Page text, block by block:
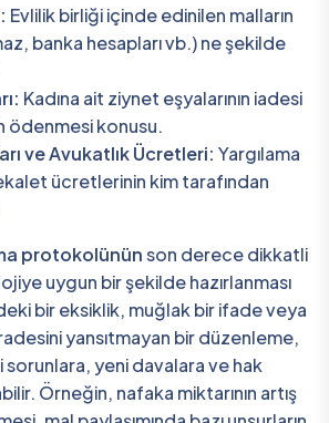
Evlilik birliği içinde edinilen malların
banka hesapları vb.) ne şekilde
Kadına ait ziynet eşyalarının iadesi
ödenmesi konusu.
ve Avukatlık Ücretleri: Yargılama
ücretlerinin kim tarafından
protokolününson derece dikkatli
uygun bir şekilde hazırlanması
bir eksiklik, muğlak bir ifade veya
yansıtmayan bir düzenleme,
yeni davalara ve hak
Örneğin, nafaka miktarının artış